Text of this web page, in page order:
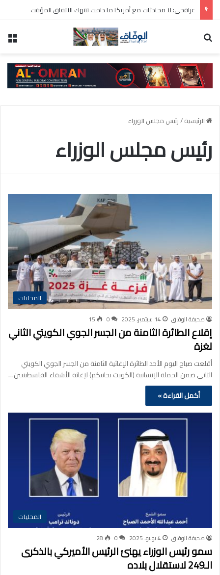
عراقجي: لا محادثات مع أمريكا ما دامت تنتهك الاتفاق المؤقت
الرئيسية/رئيس مجلس الوزراء
رئيس مجلس الوزراء
المحليات
صحيفة الوفاق 14 سبتمبر، 2025 0
15
إقلاع الطائرة الثامنة من الجسر الجوي الكويتي الثاني
لغزة
أقلعت صباح اليوم الأحد الطائرة الإغاثية الثامنة من الجسر الجوي الكويتي
الثاني ضمن الحملة الإنسانية (الكويت بجانبكم) لإغاثة الأشقاء الفلسطينيين…
أكمل القراءة »
المحليات
صحيفة الوفاق 4 يوليو، 2025 0
28
سمو رئيس الوزراء يهنئ الرئيس الأميركي بالذكرى
الـ249 لاستقلال بلاده